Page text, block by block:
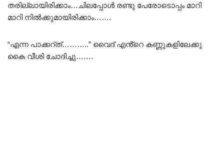
തരില്ലായിരിക്കാം…ചിലപ്പോൾ രണ്ടു പേരോടൊപ്പം മാറി
മാറി നിൽക്കുമായിരിക്കാം…….
“എന്ന പാക്കറ്ത്………..” വൈദ് എൻ്റെ കണ്ണുകളിലേക്കു
കൈ വീശി ചോദിച്ചു…….